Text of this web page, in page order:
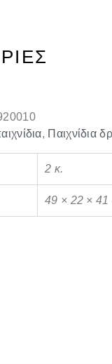
, Παιχνίδια
2 κ.
49 × 22 × 41